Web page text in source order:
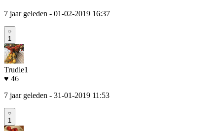
7 jaar geleden - 01-02-2019 16:37
1
Trudie1
♥ 46
7 jaar geleden - 31-01-2019 11:53
1